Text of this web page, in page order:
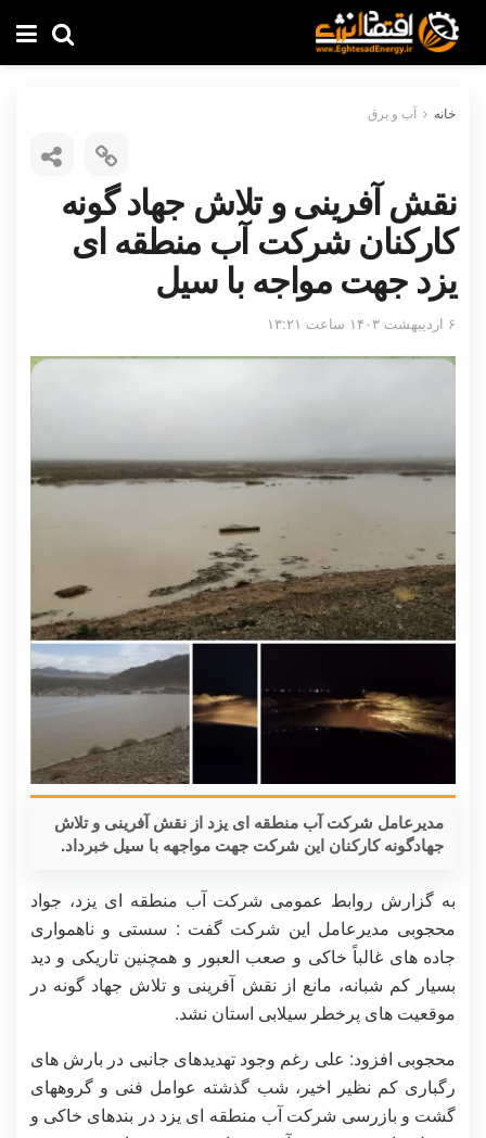
خانه آب و برق
نقش آفرینی و تلاش جهاد گونه
کارکنان شرکت آب منطقه ای
یزد جهت مواجه با سیل
۶ اردیبهشت ۱۴۰۳ ساعت ۱۳:۲۱
مدیرعامل شرکت آب منطقه ای یزد از نقش آفرینی و تلاش
جهادگونه کارکنان این شرکت جهت مواجهه با سیل خبرداد.
به گزارش روابط عمومی شرکت آب منطقه ای یزد، جواد
محجوبی مدیرعامل این شرکت گفت : سستی و ناهمواری
جاده های غالباً خاکی و صعب العبور و همچنین تاریکی و دید
بسیار کم شبانه، مانع از نقش آفرینی و تلاش جهاد گونه در
موقعیت های پرخطر سیلابی استان نشد.
محجوبی افزود: علی رغم وجود تهدیدهای جانبی در بارش های
رگباری کم نظیر اخیر، شب گذشته عوامل فنی و گروههای
گشت و بازرسی شرکت آب منطقه ای یزد در بندهای خاکی و